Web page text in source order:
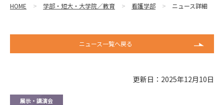
HOME 学部・短大・大学院／教育 看護学部 ニュース詳細
ニュース一覧へ戻る
更新日：2025年12月10日
展示・講演会